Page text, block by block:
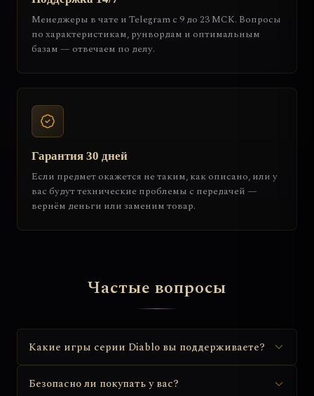
Менеджеры в чате и Telegram с 9 до 23 МСК. Вопросы
по характеристикам, рунвордам и оптимальным
базам — отвечаем по делу.
Гарантия 30 дней
Если предмет окажется не таким, как описано, или у
вас будут технические проблемы с передачей —
вернём деньги или заменим товар.
Частые вопросы
Какие игры серии Diablo вы поддерживаете?
Безопасно ли покупать у вас?